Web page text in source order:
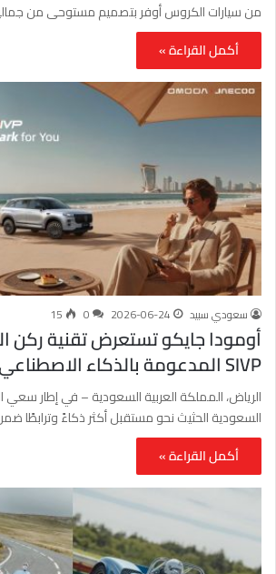
من سيارات الكروس أوفر بتصميم مستوحى من
أكمل القراءة »
سعودي سبيد 2026-06-24
0
15
أومودا جايكو تستعرض تقنية ركن
SIVP المدعومة بالذكاء الاصطناعي في السعودية
الرياض، المملكة العربية السعودية – في إطار سعي
السعودية الحثيث نحو مستقبل أكثر ذكاءً وترابطًا ضمن رؤية
أكمل القراءة »